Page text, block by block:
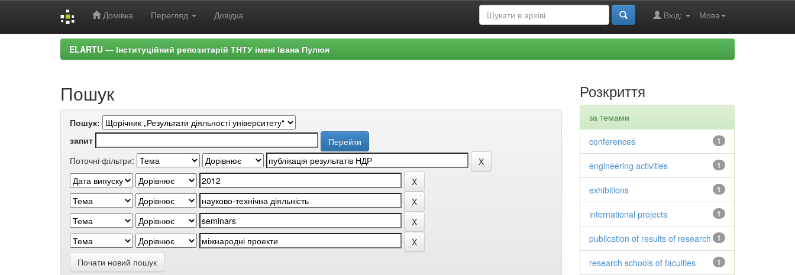
Домівка Перегляд Довідка Мова
Вхід:
ELARTU — Інституційний репозитарій ТНТУ імені Івана Пулюя
Пошук
Пошук:
запит
Поточні фільтри:
Почати новий пошук
Розкриття
за темами
1
conferences
1
engineering activities
1
exhibitions
1
international projects
1
publication of results of research
1
research schools of faculties